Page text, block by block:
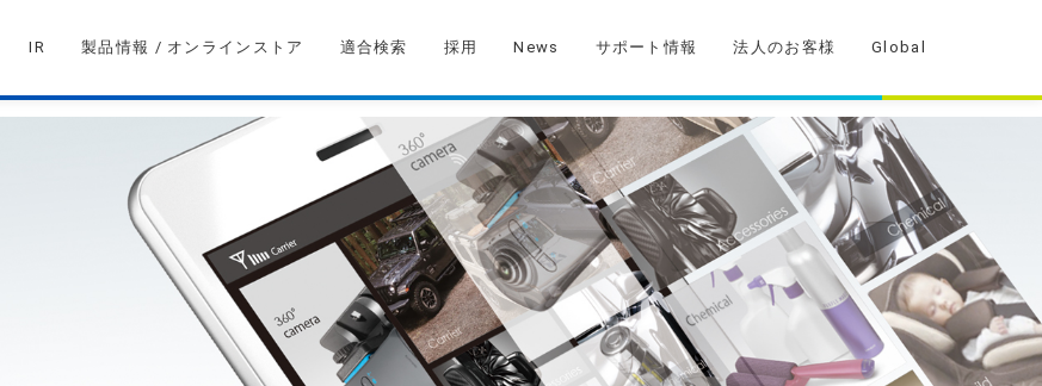
IR 製品情報 / オンラインストア 適合検索 採用 News サポート情報 法人のお客様 Global